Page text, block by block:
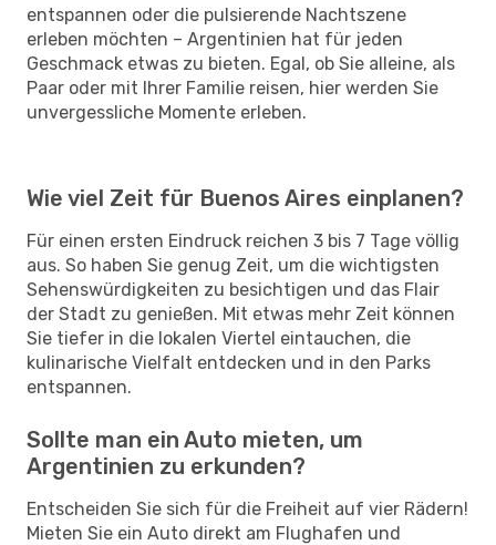
entspannen oder die pulsierende Nachtszene
erleben möchten – Argentinien hat für jeden
Geschmack etwas zu bieten. Egal, ob Sie alleine, als
Paar oder mit Ihrer Familie reisen, hier werden Sie
unvergessliche Momente erleben.
Wie viel Zeit für Buenos Aires einplanen?
Für einen ersten Eindruck reichen 3 bis 7 Tage völlig
aus. So haben Sie genug Zeit, um die wichtigsten
Sehenswürdigkeiten zu besichtigen und das Flair
der Stadt zu genießen. Mit etwas mehr Zeit können
Sie tiefer in die lokalen Viertel eintauchen, die
kulinarische Vielfalt entdecken und in den Parks
entspannen.
Sollte man ein Auto mieten, um
Argentinien zu erkunden?
Entscheiden Sie sich für die Freiheit auf vier Rädern!
Mieten Sie ein Auto direkt am Flughafen und